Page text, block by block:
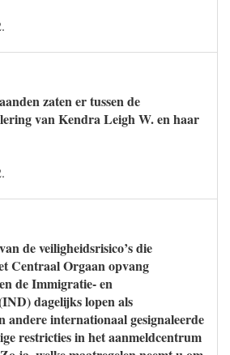
zaten er tussen de
van Kendra Leigh W. en haar
de veiligheidsrisico’s die
Centraal Orgaan opvang
de Immigratie- en
dagelijks lopen als
andere internationaal gesignaleerde
restricties in het aanmeldcentrum